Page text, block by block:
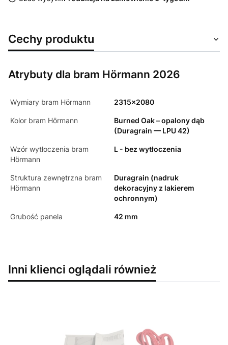
Cechy produktu
Atrybuty dla bram Hörmann 2026
Wymiary bram Hörmann 2315x2080
Kolor bram Hörmann
Burned Oak – opalony dąb
(Duragrain — LPU 42)
Wzór wytłoczenia bram
Hörmann
L - bez wytłoczenia
Struktura zewnętrzna bram
Hörmann
Duragrain (nadruk
dekoracyjny z lakierem
ochronnym)
Grubość panela 42 mm
Inni klienci oglądali również